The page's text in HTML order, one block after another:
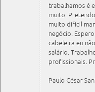
trabalhamos é
muito.
muito difícil
negócio.
cabeleira eu
salário.
profissionais.
Paulo César